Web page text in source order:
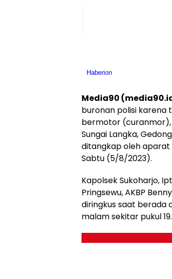
Media90
buronan polisi karena
bermotor (curanmor),
Sungai Langka,
ditangkap oleh aparat
Sabtu (5/8/2023).
Kapolsek Sukoharjo,
Pringsewu, AKBP
diringkus saat berada
malam sekitar pukul